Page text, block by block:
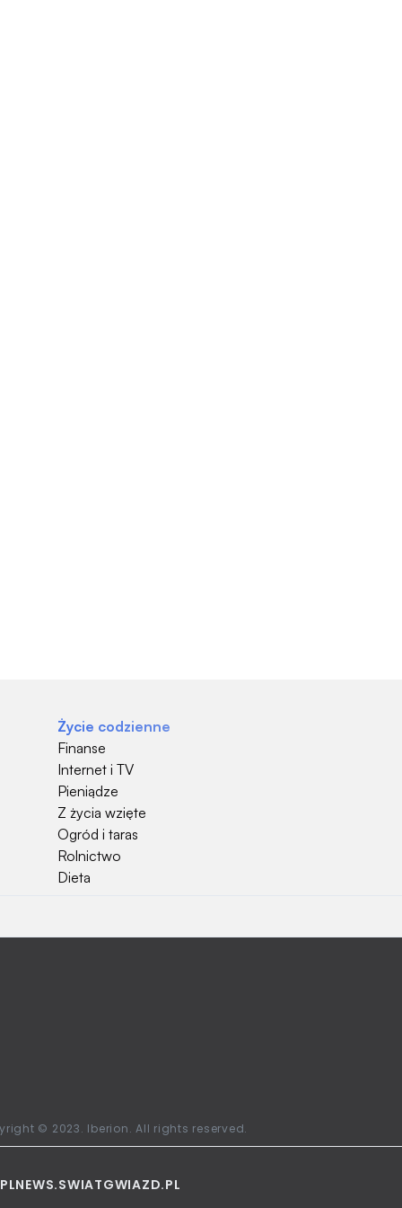
Życie codzienne
Finanse
Internet i TV
Pieniądze
Z życia wzięte
Ogród i taras
Rolnictwo
Dieta
© 2023. Iberion. All rights reserved.
NEWS.SWIATGWIAZD.PL